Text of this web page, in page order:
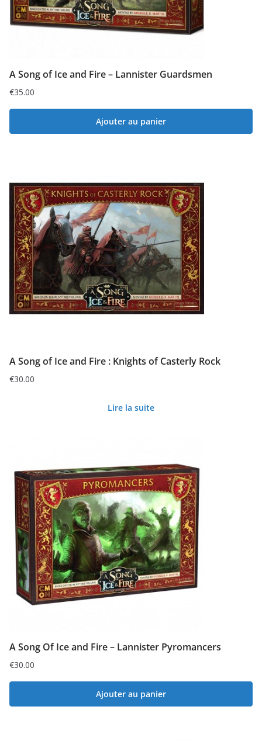
A Song of Ice and Fire – Lannister Guardsmen
€35.00
Ajouter au panier
A Song of Ice and Fire : Knights of Casterly Rock
€30.00
Lire la suite
A Song Of Ice and Fire – Lannister Pyromancers
€30.00
Ajouter au panier